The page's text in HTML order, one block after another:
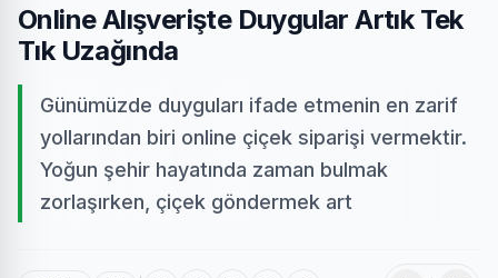
Online Alışverişte Duygular Artık Tek
Tık Uzağında
Günümüzde duyguları ifade etmenin en zarif
yollarından biri online çiçek siparişi vermektir.
Yoğun şehir hayatında zaman bulmak
zorlaşırken, çiçek göndermek art